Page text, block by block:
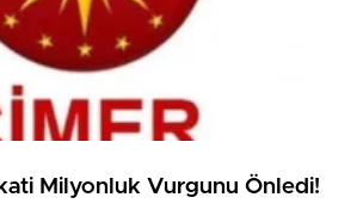
Milyonluk Vurgunu Önledi!